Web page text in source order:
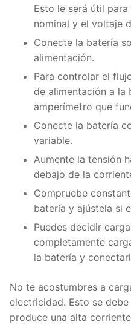
Esto le será útil
nominal y el voltaje
Conecte la batería
alimentación.
Para controlar el
de alimentación a la
amperímetro que
Conecte la batería
variable.
Aumente la tensión
debajo de la
Compruebe
batería y ajústela si
Puedes decidir
completamente
la batería y
No te acostumbres a
electricidad. Esto se
produce una alta